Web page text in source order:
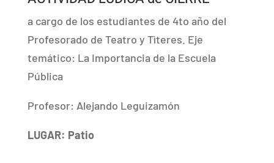
a cargo de los estudiantes de 4to año del
Profesorado de Teatro y Tìteres. Eje
temático: La Importancia de la Escuela
Pública
Profesor: Alejando Leguizamón
LUGAR: Patio